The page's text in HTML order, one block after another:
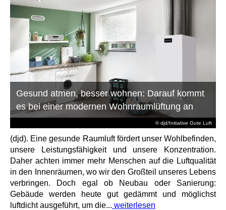
© djd/Initiative Gute Luft
Gesund atmen, besser wohnen: Darauf kommt
es bei einer modernen Wohnraumlüftung an
(djd). Eine gesunde Raumluft fördert unser Wohlbefinden,
unsere Leistungsfähigkeit und unsere Konzentration.
Daher achten immer mehr Menschen auf die Luftqualität
in den Innenräumen, wo wir den Großteil unseres Lebens
verbringen. Doch egal ob Neubau oder Sanierung:
Gebäude werden heute gut gedämmt und möglichst
luftdicht ausgeführt, um die... weiterlesen